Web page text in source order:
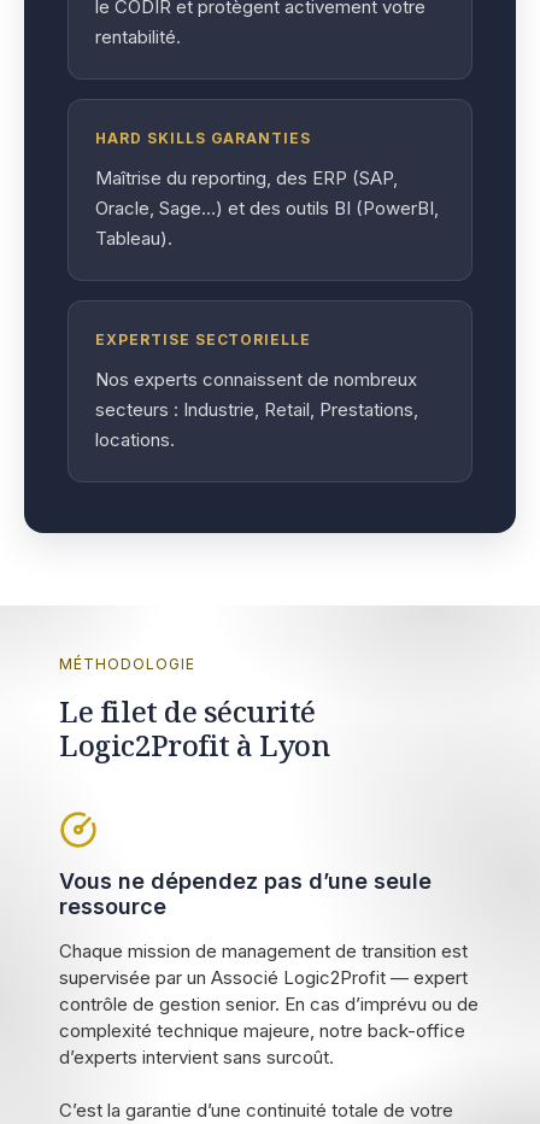
le CODIR et protègent activement votre
rentabilité.
HARD SKILLS GARANTIES
Maîtrise du reporting, des ERP (SAP,
Oracle, Sage…) et des outils BI (PowerBI,
Tableau).
EXPERTISE SECTORIELLE
Nos experts connaissent de nombreux
secteurs : Industrie, Retail, Prestations,
locations.
MÉTHODOLOGIE
Le filet de sécurité
Logic2Profit à Lyon
Vous ne dépendez pas d’une seule
ressource
Chaque mission de management de transition est
supervisée par un Associé Logic2Profit — expert
contrôle de gestion senior. En cas d’imprévu ou de
complexité technique majeure, notre back-office
d’experts intervient sans surcoût.
C’est la garantie d’une continuité totale de votre